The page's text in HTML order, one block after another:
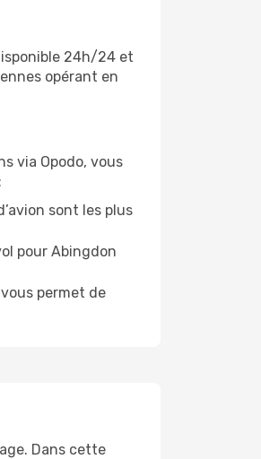
24h/24 et
opérant en
via Opodo, vous
sont les plus
pour Abingdon
permet de
Dans cette